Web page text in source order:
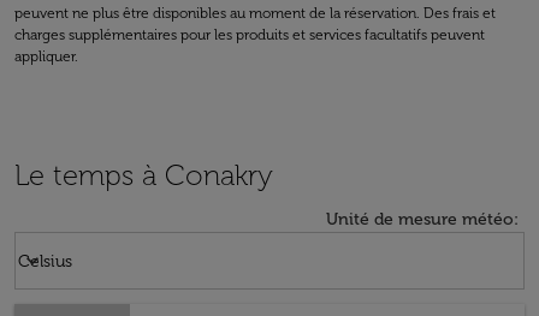
peuvent ne plus être disponibles au moment de la réservation. Des frais et
charges supplémentaires pour les produits et services facultatifs peuvent
appliquer.
Le temps à Conakry
Unité de mesure météo:
Celsius
keyboard_arrow_down